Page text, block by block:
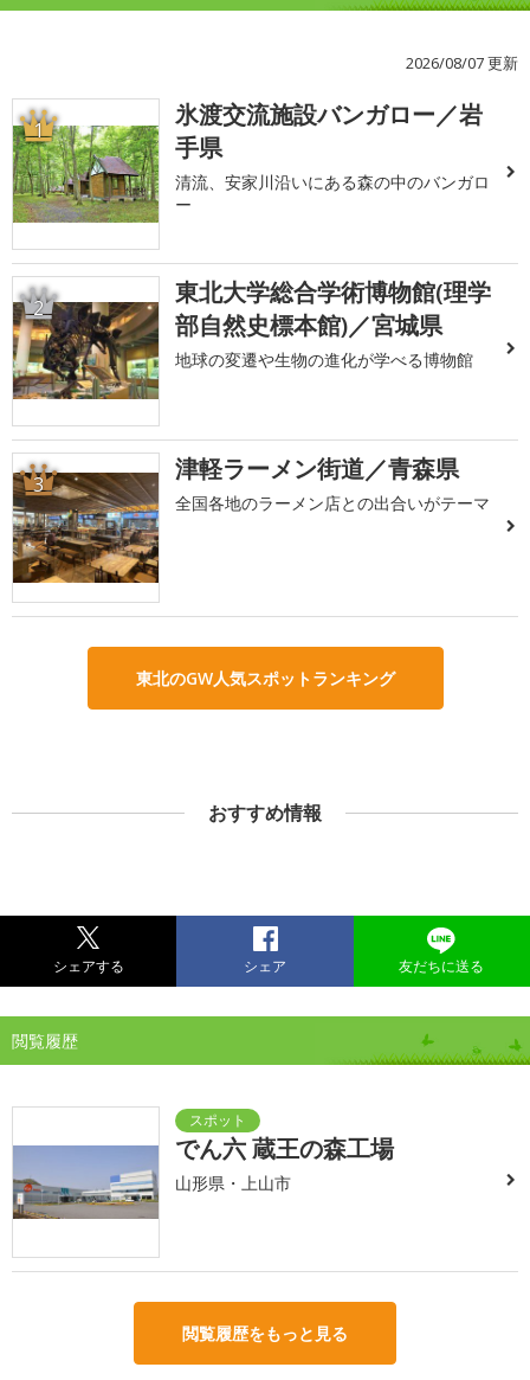
2026/08/07 更新
1
氷渡交流施設バンガロー／岩
手県
清流、安家川沿いにある森の中のバンガロ
ー
2
東北大学総合学術博物館(理学
部自然史標本館)／宮城県
地球の変遷や生物の進化が学べる博物館
3 津軽ラーメン街道／青森県
全国各地のラーメン店との出合いがテーマ
東北のGW人気スポットランキング
おすすめ情報
シェアする シェア 友だちに送る
閲覧履歴
でん六 蔵王の森工場
山形県・上山市
閲覧履歴をもっと見る